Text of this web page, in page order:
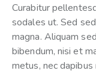
Curabitur
sodales ut. Sed
magna. Aliquam
bibendum, nisi et
metus, nec